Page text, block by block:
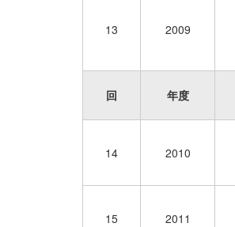
13 2009
回 年度
14 2010
15 2011